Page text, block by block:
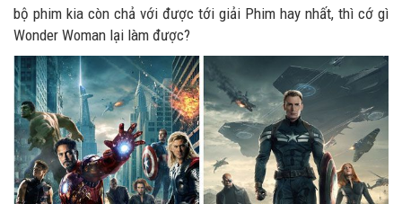
bộ phim kia còn chả với được tới giải Phim hay nhất, thì cớ gì
Wonder Woman lại làm được?